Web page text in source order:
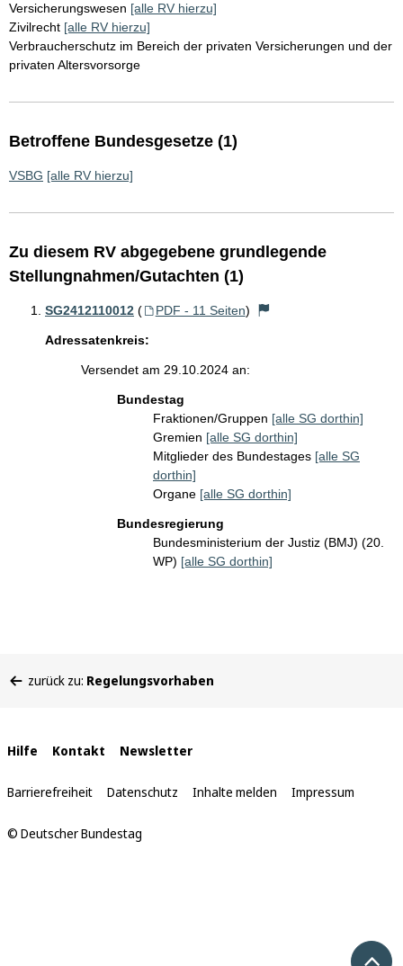
Versicherungswesen [alle RV hierzu]
Zivilrecht [alle RV hierzu]
Verbraucherschutz im Bereich der privaten Versicherungen und der
privaten Altersvorsorge
Betroffene Bundesgesetze (1)
VSBG [alle RV hierzu]
Zu diesem RV abgegebene grundlegende
Stellungnahmen/Gutachten (1)
SG2412110012 ( PDF - 11 Seiten)
Adressatenkreis:
Versendet am 29.10.2024 an:
Bundestag
Fraktionen/Gruppen [alle SG dorthin]
Gremien [alle SG dorthin]
Mitglieder des Bundestages [alle SG
dorthin]
Organe [alle SG dorthin]
Bundesregierung
Bundesministerium der Justiz (BMJ) (20.
WP) [alle SG dorthin]
befinden
zurück zu: Regelungsvorhaben
Interne
Links
Hilfe Kontakt Newsletter
Barrierefreiheit Datenschutz Inhalte melden Impressum
© Deutscher Bundestag